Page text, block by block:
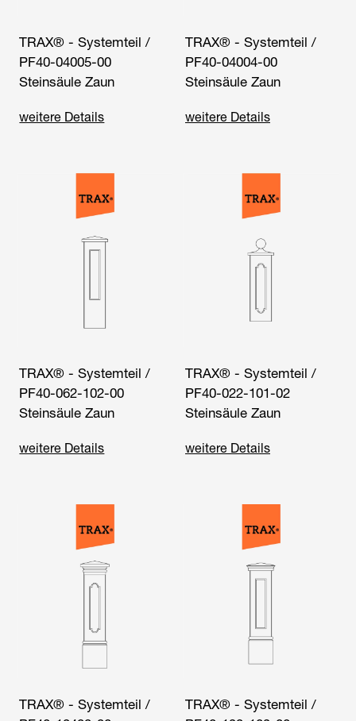
TRAX® - Systemteil /
PF40-04005-00
Steinsäule Zaun
weitere Details
TRAX® - Systemteil /
PF40-04004-00
Steinsäule Zaun
weitere Details
TRAX® - Systemteil /
PF40-062-102-00
Steinsäule Zaun
weitere Details
TRAX® - Systemteil /
PF40-022-101-02
Steinsäule Zaun
weitere Details
TRAX® - Systemteil /
TRAX® - Systemteil /